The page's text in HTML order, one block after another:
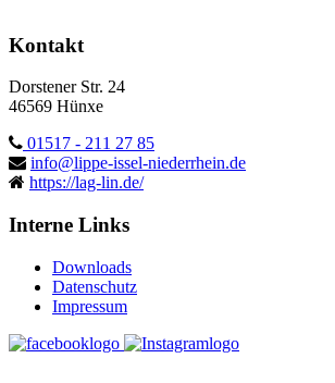
Kontakt
Dorstener Str. 24
46569 Hünxe
01517 - 211 27 85
info@lippe-issel-niederrhein.de
https://lag-lin.de/
Interne Links
Downloads
Datenschutz
Impressum